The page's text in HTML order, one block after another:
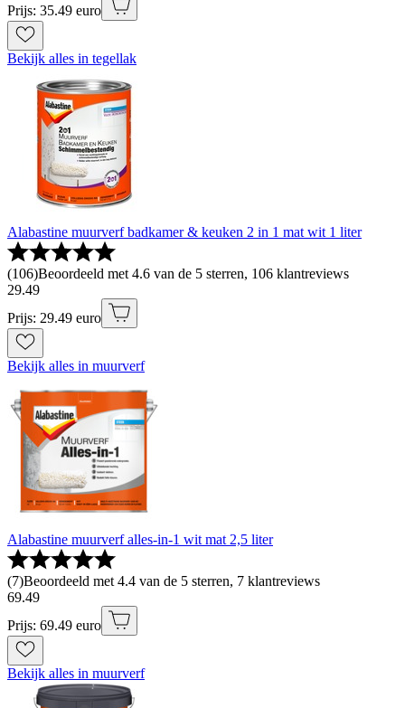
Prijs: 35.49 euro
Bekijk alles in tegellak
Alabastine muurverf badkamer & keuken 2 in 1 mat wit 1 liter
(106)Beoordeeld met 4.6 van de 5 sterren, 106 klantreviews
29.49
Prijs: 29.49 euro
Bekijk alles in muurverf
Alabastine muurverf alles-in-1 wit mat 2,5 liter
(7)Beoordeeld met 4.4 van de 5 sterren, 7 klantreviews
69.49
Prijs: 69.49 euro
Bekijk alles in muurverf